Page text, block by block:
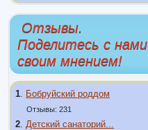
Отзывы.
Поделитесь с нами
своим мнением!
1 Бобруйский роддом
Отзывы: 231
2 Детский санаторий...